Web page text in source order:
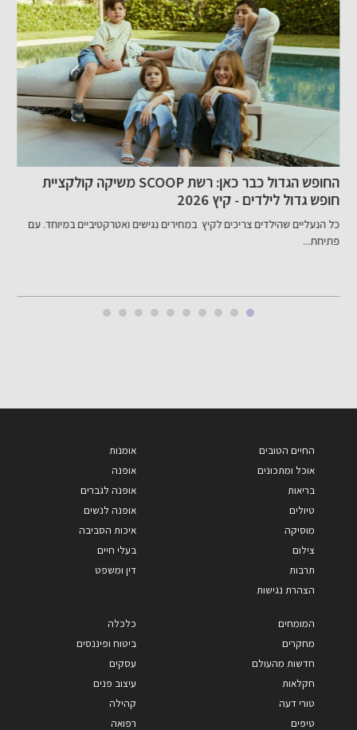
החופש הגדול כבר כאן: רשת SCOOP משיקה קולקציית
חופש גדול לילדים - קיץ 2026
כל הנעליים שהילדים צריכים לקיץ במחירים נגישים ואטרקטיביים במיוחד. עם
פתיחת...
החיים הטובים
אוכל ומתכונים
בריאות
טיולים
מוסיקה
צילום
תרבות
הצהרת נגישות
אומנות
אופנה
אופנה לגברים
אופנה לנשים
איכות הסביבה
בעלי חיים
דין ומשפט
המומחים
מחקרים
חדשות מהעולם
חקלאות
טורי דעה
טיפים
כלכלה
ביטוח ופיננסים
עסקים
עיצוב פנים
קהילה
רפואה